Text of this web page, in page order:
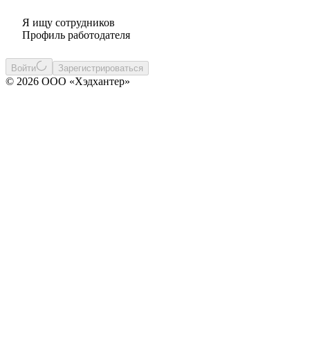
Я ищу сотрудников
Профиль работодателя
Войти Зарегистрироваться
© 2026 ООО «Хэдхантер»